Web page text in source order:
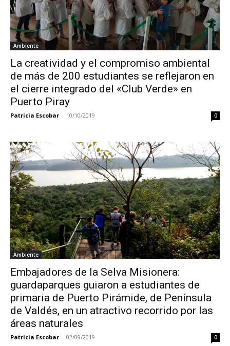
Ambiente
La creatividad y el compromiso ambiental
de más de 200 estudiantes se reflejaron en
el cierre integrado del «Club Verde» en
Puerto Piray
Patricia Escobar - 10/10/2019 0
Ambiente
Embajadores de la Selva Misionera:
guardaparques guiaron a estudiantes de
primaria de Puerto Pirámide, de Península
de Valdés, en un atractivo recorrido por las
áreas naturales
Patricia Escobar - 02/09/2019 0